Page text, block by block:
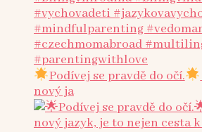
Podívej se pravdě do očí.
nový ja